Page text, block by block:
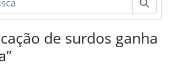
de surdos ganha